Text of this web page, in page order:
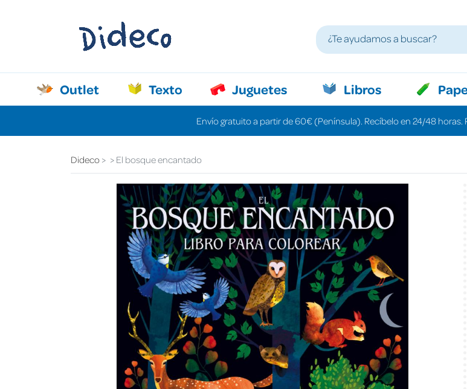
Outlet Texto Juguetes Libros
Envío gratuito a partir de 60€ (Península). Recíbelo en 24/48 horas.
Dideco El bosque encantado